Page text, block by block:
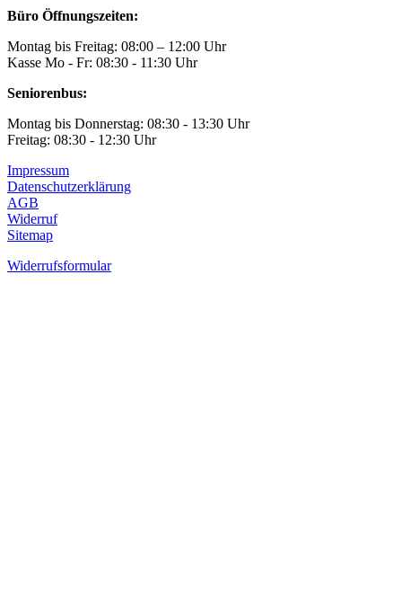
Büro Öffnungszeiten:
Montag bis Freitag: 08:00 – 12:00 Uhr
Kasse Mo - Fr: 08:30 - 11:30 Uhr
Seniorenbus:
Montag bis Donnerstag: 08:30 - 13:30 Uhr
Freitag: 08:30 - 12:30 Uhr
Impressum
Datenschutzerklärung
AGB
Widerruf
Sitemap
Widerrufsformular